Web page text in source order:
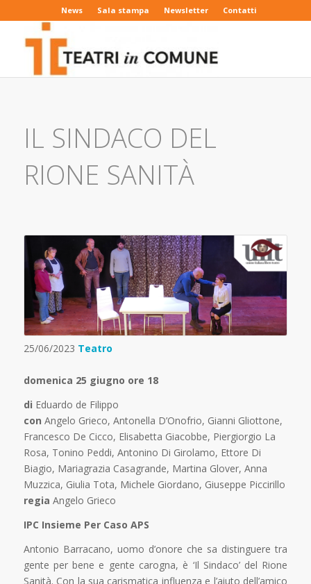
News Sala stampa Newsletter Contatti
IL SINDACO DEL
RIONE SANITÀ
25/06/2023 Teatro
domenica 25 giugno ore 18
di Eduardo de Filippo
con Angelo Grieco, Antonella D’Onofrio, Gianni Gliottone,
Francesco De Cicco, Elisabetta Giacobbe, Piergiorgio La
Rosa, Tonino Peddi, Antonino Di Girolamo, Ettore Di
Biagio, Mariagrazia Casagrande, Martina Glover, Anna
Muzzica, Giulia Tota, Michele Giordano, Giuseppe Piccirillo
regia Angelo Grieco
IPC Insieme Per Caso APS
Antonio Barracano, uomo d’onore che sa distinguere tra
gente per bene e gente carogna, è ‘Il Sindaco’ del Rione
Sanità. Con la sua carismatica influenza e l’aiuto dell’amico